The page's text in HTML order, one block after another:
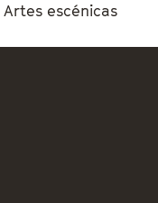
Artes escénicas